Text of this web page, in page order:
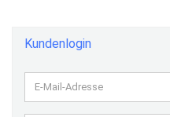
Kundenlogin
E-
Mail-
Adresse